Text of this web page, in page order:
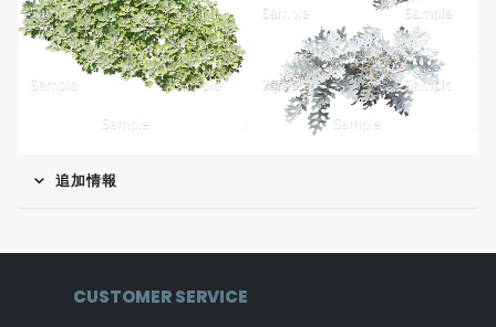
追加情報
CUSTOMER SERVICE